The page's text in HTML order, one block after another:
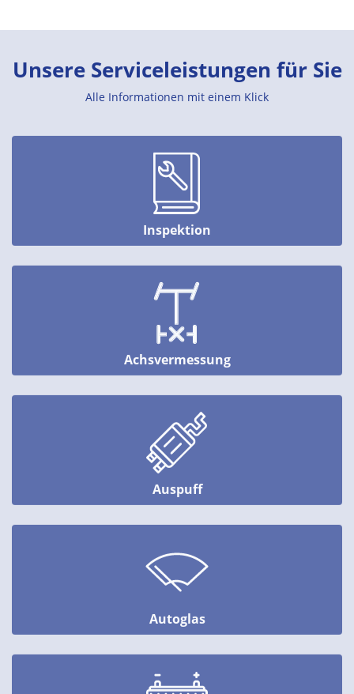
Unsere Serviceleistungen für Sie
Alle Informationen mit einem Klick
Inspektion
Achsvermessung
Auspuff
Autoglas